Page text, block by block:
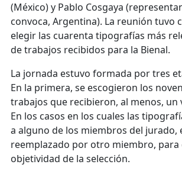
(México) y Pablo Cosgaya
convoca, Argentina). La reunión tuvo
elegir las cuarenta tipografías más
de trabajos recibidos para la Bienal.
La jornada estuvo formada por tres
En la primera, se escogieron los
trabajos que recibieron, al menos, un
En los casos en los cuales las
a alguno de los miembros del jurado,
reemplazado por otro miembro, para
objetividad de la selección.